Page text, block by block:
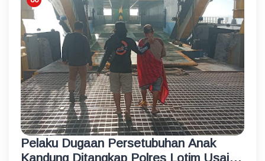
Pelaku Dugaan Persetubuhan Anak
Kandung Ditangkap Polres Lotim Usai